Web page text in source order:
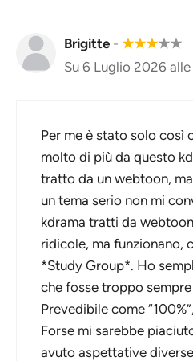
Brigitte - ★★★★★
Su 6 Luglio 2026 alle
Per me è stato solo così
molto di più da questo
tratto da un webtoon,
un tema serio non mi
kdrama tratti da
ridicole, ma funzionano,
*Study Group*. Ho
che fosse troppo
Prevedibile come
Forse mi sarebbe
avuto aspettative